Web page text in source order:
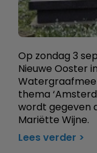
Op zondag 3
Nieuwe Ooster
thema
wordt gegeven
Mariëtte Wijne.
Lees verder